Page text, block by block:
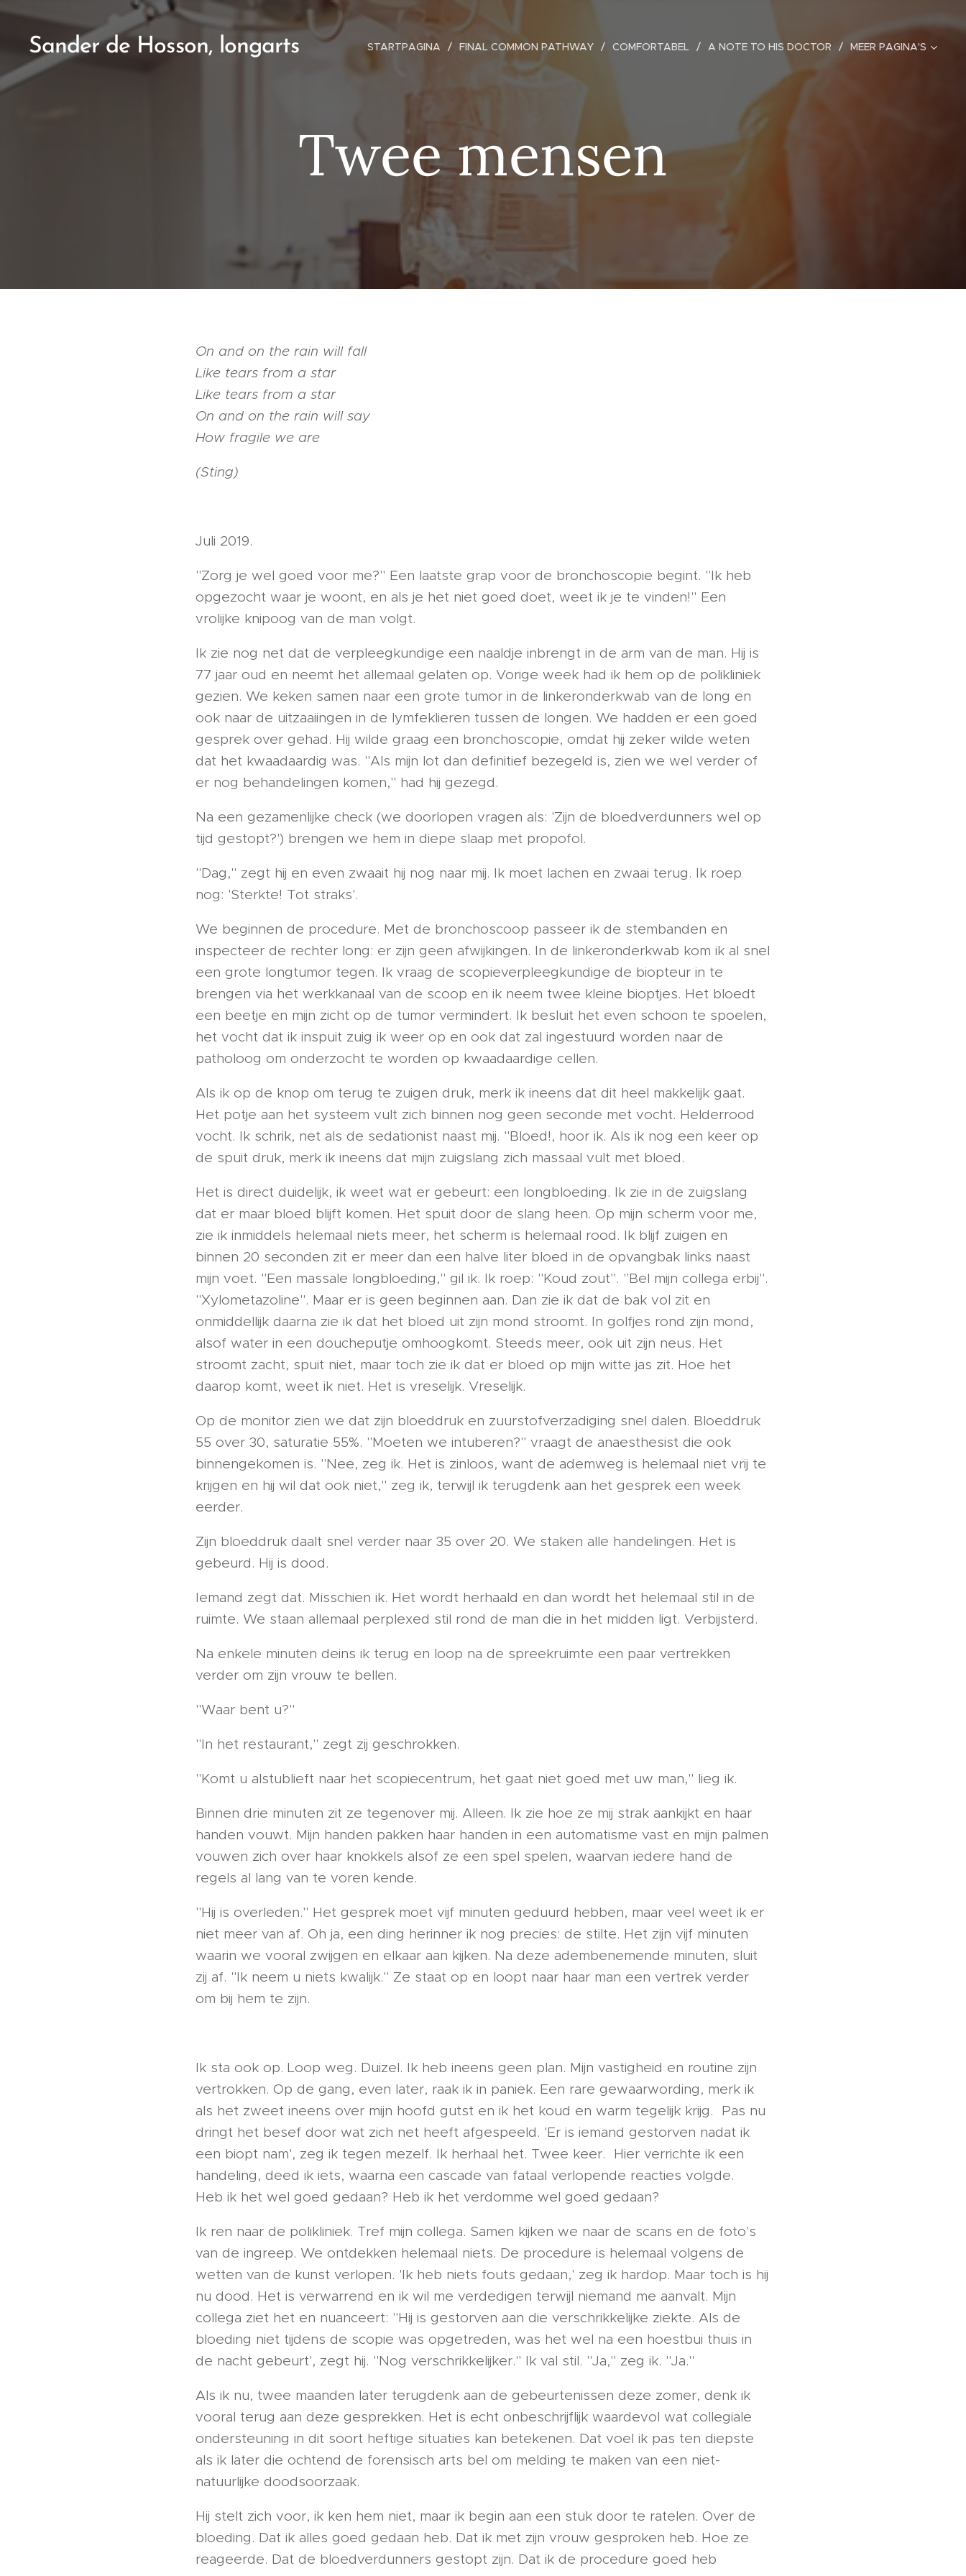
Sander de Hosson, longarts STARTPAGINA FINAL COMMON PATHWAY COMFORTABEL A NOTE TO HIS DOCTOR MEER PAGINA'S
Twee mensen
On and on the rain will fall
Like tears from a star
Like tears from a star
On and on the rain will say
How fragile we are
(Sting)
Juli 2019.
"Zorg je wel goed voor me?" Een laatste grap voor de bronchoscopie begint. "Ik heb
opgezocht waar je woont, en als je het niet goed doet, weet ik je te vinden!" Een
vrolijke knipoog van de man volgt.
Ik zie nog net dat de verpleegkundige een naaldje inbrengt in de arm van de man. Hij is
77 jaar oud en neemt het allemaal gelaten op. Vorige week had ik hem op de polikliniek
gezien. We keken samen naar een grote tumor in de linkeronderkwab van de long en
ook naar de uitzaaiingen in de lymfeklieren tussen de longen. We hadden er een goed
gesprek over gehad. Hij wilde graag een bronchoscopie, omdat hij zeker wilde weten
dat het kwaadaardig was. "Als mijn lot dan definitief bezegeld is, zien we wel verder of
er nog behandelingen komen," had hij gezegd.
Na een gezamenlijke check (we doorlopen vragen als: 'Zijn de bloedverdunners wel op
tijd gestopt?') brengen we hem in diepe slaap met propofol.
"Dag," zegt hij en even zwaait hij nog naar mij. Ik moet lachen en zwaai terug. Ik roep
nog: 'Sterkte! Tot straks'.
We beginnen de procedure. Met de bronchoscoop passeer ik de stembanden en
inspecteer de rechter long: er zijn geen afwijkingen. In de linkeronderkwab kom ik al snel
een grote longtumor tegen. Ik vraag de scopieverpleegkundige de biopteur in te
brengen via het werkkanaal van de scoop en ik neem twee kleine bioptjes. Het bloedt
een beetje en mijn zicht op de tumor vermindert. Ik besluit het even schoon te spoelen,
het vocht dat ik inspuit zuig ik weer op en ook dat zal ingestuurd worden naar de
patholoog om onderzocht te worden op kwaadaardige cellen.
Als ik op de knop om terug te zuigen druk, merk ik ineens dat dit heel makkelijk gaat.
Het potje aan het systeem vult zich binnen nog geen seconde met vocht. Helderrood
vocht. Ik schrik, net als de sedationist naast mij. "Bloed!, hoor ik. Als ik nog een keer op
de spuit druk, merk ik ineens dat mijn zuigslang zich massaal vult met bloed.
Het is direct duidelijk, ik weet wat er gebeurt: een longbloeding. Ik zie in de zuigslang
dat er maar bloed blijft komen. Het spuit door de slang heen. Op mijn scherm voor me,
zie ik inmiddels helemaal niets meer, het scherm is helemaal rood. Ik blijf zuigen en
binnen 20 seconden zit er meer dan een halve liter bloed in de opvangbak links naast
mijn voet. "Een massale longbloeding," gil ik. Ik roep: "Koud zout". "Bel mijn collega erbij".
"Xylometazoline". Maar er is geen beginnen aan. Dan zie ik dat de bak vol zit en
onmiddellijk daarna zie ik dat het bloed uit zijn mond stroomt. In golfjes rond zijn mond,
alsof water in een doucheputje omhoogkomt. Steeds meer, ook uit zijn neus. Het
stroomt zacht, spuit niet, maar toch zie ik dat er bloed op mijn witte jas zit. Hoe het
daarop komt, weet ik niet. Het is vreselijk. Vreselijk.
Op de monitor zien we dat zijn bloeddruk en zuurstofverzadiging snel dalen. Bloeddruk
55 over 30, saturatie 55%. "Moeten we intuberen?" vraagt de anaesthesist die ook
binnengekomen is. "Nee, zeg ik. Het is zinloos, want de ademweg is helemaal niet vrij te
krijgen en hij wil dat ook niet," zeg ik, terwijl ik terugdenk aan het gesprek een week
eerder.
Zijn bloeddruk daalt snel verder naar 35 over 20. We staken alle handelingen. Het is
gebeurd. Hij is dood.
Iemand zegt dat. Misschien ik. Het wordt herhaald en dan wordt het helemaal stil in de
ruimte. We staan allemaal perplexed stil rond de man die in het midden ligt. Verbijsterd.
Na enkele minuten deins ik terug en loop na de spreekruimte een paar vertrekken
verder om zijn vrouw te bellen.
"Waar bent u?"
"In het restaurant," zegt zij geschrokken.
"Komt u alstublieft naar het scopiecentrum, het gaat niet goed met uw man," lieg ik.
Binnen drie minuten zit ze tegenover mij. Alleen. Ik zie hoe ze mij strak aankijkt en haar
handen vouwt. Mijn handen pakken haar handen in een automatisme vast en mijn palmen
vouwen zich over haar knokkels alsof ze een spel spelen, waarvan iedere hand de
regels al lang van te voren kende.
"Hij is overleden." Het gesprek moet vijf minuten geduurd hebben, maar veel weet ik er
niet meer van af. Oh ja, een ding herinner ik nog precies: de stilte. Het zijn vijf minuten
waarin we vooral zwijgen en elkaar aan kijken. Na deze adembenemende minuten, sluit
zij af. "Ik neem u niets kwalijk." Ze staat op en loopt naar haar man een vertrek verder
om bij hem te zijn.
Ik sta ook op. Loop weg. Duizel. Ik heb ineens geen plan. Mijn vastigheid en routine zijn
vertrokken. Op de gang, even later, raak ik in paniek. Een rare gewaarwording, merk ik
als het zweet ineens over mijn hoofd gutst en ik het koud en warm tegelijk krijg. Pas nu
dringt het besef door wat zich net heeft afgespeeld. 'Er is iemand gestorven nadat ik
een biopt nam', zeg ik tegen mezelf. Ik herhaal het. Twee keer. Hier verrichte ik een
handeling, deed ik iets, waarna een cascade van fataal verlopende reacties volgde.
Heb ik het wel goed gedaan? Heb ik het verdomme wel goed gedaan?
Ik ren naar de polikliniek. Tref mijn collega. Samen kijken we naar de scans en de foto's
van de ingreep. We ontdekken helemaal niets. De procedure is helemaal volgens de
wetten van de kunst verlopen. 'Ik heb niets fouts gedaan,' zeg ik hardop. Maar toch is hij
nu dood. Het is verwarrend en ik wil me verdedigen terwijl niemand me aanvalt. Mijn
collega ziet het en nuanceert: "Hij is gestorven aan die verschrikkelijke ziekte. Als de
bloeding niet tijdens de scopie was opgetreden, was het wel na een hoestbui thuis in
de nacht gebeurt', zegt hij. "Nog verschrikkelijker." Ik val stil. "Ja," zeg ik. "Ja."
Als ik nu, twee maanden later terugdenk aan de gebeurtenissen deze zomer, denk ik
vooral terug aan deze gesprekken. Het is echt onbeschrijflijk waardevol wat collegiale
ondersteuning in dit soort heftige situaties kan betekenen. Dat voel ik pas ten diepste
als ik later die ochtend de forensisch arts bel om melding te maken van een niet-
natuurlijke doodsoorzaak.
Hij stelt zich voor, ik ken hem niet, maar ik begin aan een stuk door te ratelen. Over de
bloeding. Dat ik alles goed gedaan heb. Dat ik met zijn vrouw gesproken heb. Hoe ze
reageerde. Dat de bloedverdunners gestopt zijn. Dat ik de procedure goed heb